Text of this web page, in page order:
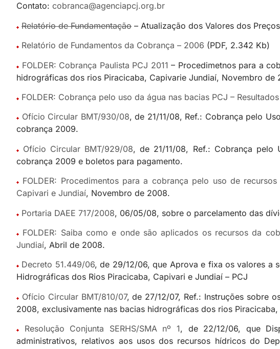
Contato: cobranca@agenciapcj.org.br
Relatório de Fundamentação – Atualização dos Valores dos
Relatório de Fundamentos da Cobrança – 2006 (PDF, 2.342 Kb)
FOLDER: Cobrança Paulista PCJ 2011 – Procedimetnos para a
hidrográficas dos rios Piracicaba, Capivarie Jundiaí, Novembro de
FOLDER: Cobrança pelo uso da água nas bacias PCJ –
Ofício Circular BMT/930/08, de 21/11/08, Ref.: Cobrança pelo
cobrança 2009.
Ofício Circular BMT/929/08, de 21/11/08, Ref.: Cobrança
cobrança 2009 e boletos para pagamento.
FOLDER: Procedimentos para a cobrança pelo uso de
Capivari e Jundiaí, Novembro de 2008.
Portaria DAEE 717/2008, 06/05/08, sobre o parcelamento das
FOLDER: Saiba como e onde são aplicados os recursos da
Jundiaí, Abril de 2008.
Decreto 51.449/06, de 29/12/06, que Aprova e fixa os valores a
Hidrográficas dos Rios Piracicaba, Capivari e Jundiaí – PCJ
Ofício Circular BMT/810/07, de 27/12/07, Ref.: Instruções sobre
2008, exclusivamente nas bacias hidrográficas dos rios
Resolução Conjunta SERHS/SMA nº 1, de 22/12/06, que
administrativos, relativos aos usos dos recursos hídricos do